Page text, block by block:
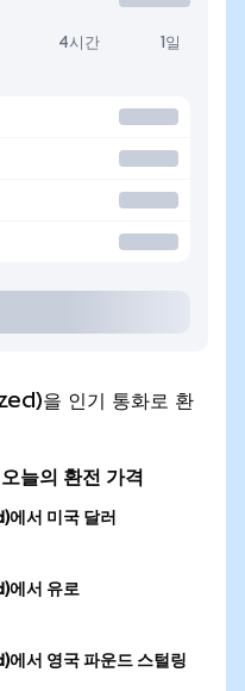
4시간 1일
을 인기 통화로 환
늘의 환전 가격
서 미국 달러
에서 유로
서 영국 파운드 스털링